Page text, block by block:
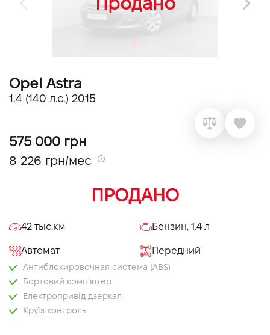
Opel Astra
1.4 (140 л.с.) 2015
575 000 грн
8 226 грн/мес
ПРОДАНО
42 тыс.км Бензин, 1.4 л
Автомат Передний
Антиблокировочная система (ABS)
Бортовий комп'ютер
Електропривід дзеркал
Круїз контроль
Вакансии
Контакты
Підпишись на наш канал та слідкуй за